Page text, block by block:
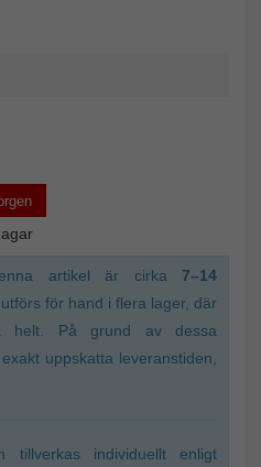
artikel är cirka 7–14
utförs för hand i flera lager, där
helt. På grund av dessa
uppskatta leveranstiden,
tillverkas individuellt enligt